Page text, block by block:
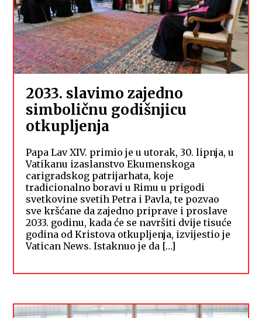
2033. slavimo zajedno
simboličnu godišnjicu
otkupljenja
Papa Lav XIV. primio je u utorak, 30. lipnja, u
Vatikanu izaslanstvo Ekumenskoga
carigradskog patrijarhata, koje
tradicionalno boravi u Rimu u prigodi
svetkovine svetih Petra i Pavla, te pozvao
sve kršćane da zajedno priprave i proslave
2033. godinu, kada će se navršiti dvije tisuće
godina od Kristova otkupljenja, izvijestio je
Vatican News. Istaknuo je da […]